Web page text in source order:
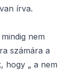
írva.
nem
számára a
hogy „ a nem